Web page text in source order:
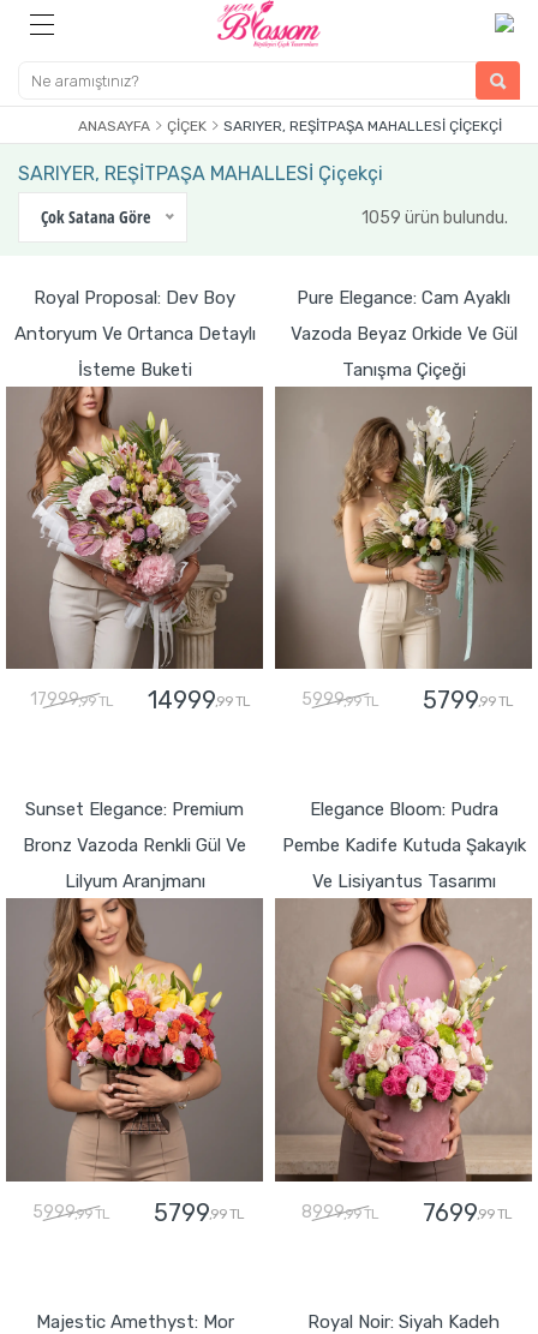
ANASAYFA ÇIÇEK SARIYER, REŞİTPAŞA MAHALLESİ ÇIÇEKÇI
SARIYER, REŞİTPAŞA MAHALLESİ Çiçekçi
Çok Satana Göre
1059 ürün bulundu.
Royal Proposal: Dev Boy
Antoryum Ve Ortanca Detaylı
İsteme Buketi
17999,99 TL 14999,99 TL
Pure Elegance: Cam Ayaklı
Vazoda Beyaz Orkide Ve Gül
Tanışma Çiçeği
5999,99 TL 5799,99 TL
Sunset Elegance: Premium
Bronz Vazoda Renkli Gül Ve
Lilyum Aranjmanı
5999,99 TL 5799,99 TL
Elegance Bloom: Pudra
Pembe Kadife Kutuda Şakayık
Ve Lisiyantus Tasarımı
8999,99 TL 7699,99 TL
Majestic Amethyst: Mor
Royal Noir: Siyah Kadeh